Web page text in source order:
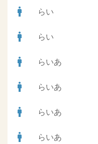
man らい
man らい
man らいあ
man らいあ
man らいあ
man らいあ